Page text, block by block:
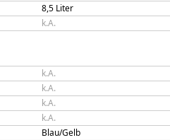
8,5 Liter
k.A.
k.A.
k.A.
k.A.
k.A.
Blau/Gelb